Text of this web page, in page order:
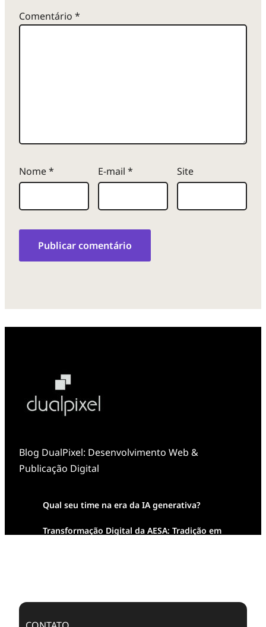
Comentário *
Nome* E-mail * Site
Blog DualPixel: Desenvolvimento Web &
Publicação Digital
Qual seu time na era da IA generativa?
Transformação Digital da AESA: Tradição em